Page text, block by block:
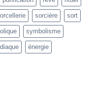
sorcière sort
symbolisme
énergie